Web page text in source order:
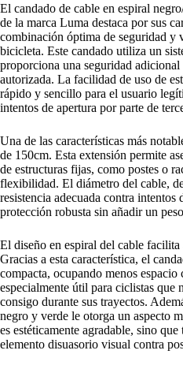
El candado de cable en espiral
de la marca Luma destaca por sus
combinación óptima de seguridad y
bicicleta. Este candado utiliza un
proporciona una seguridad
autorizada. La facilidad de uso de
rápido y sencillo para el usuario
intentos de apertura por parte de
Una de las características más
de 150cm. Esta extensión permite
de estructuras fijas, como postes o
flexibilidad. El diámetro del cable,
resistencia adecuada contra intentos
protección robusta sin añadir un
El diseño en espiral del cable
Gracias a esta característica, el
compacta, ocupando menos espacio
especialmente útil para ciclistas que
consigo durante sus trayectos.
negro y verde le otorga un aspecto
es estéticamente agradable, sino
elemento disuasorio visual contra